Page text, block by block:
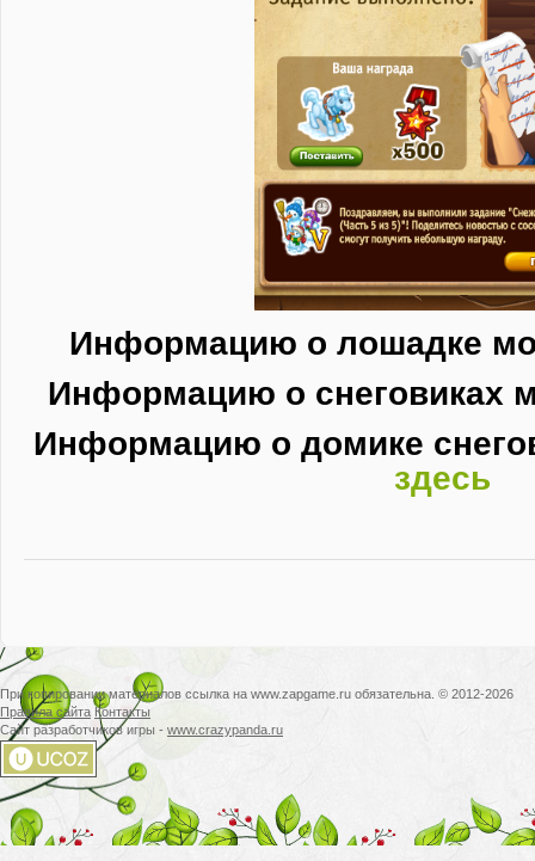
Информацию о лошадке
Информацию о снеговиках
Информацию о домике
здесь
При копировании материалов ссылка на www.zapgame.ru обязательна. © 2012-2026
Правила сайта Контакты
Сайт разработчиков игры - www.crazypanda.ru